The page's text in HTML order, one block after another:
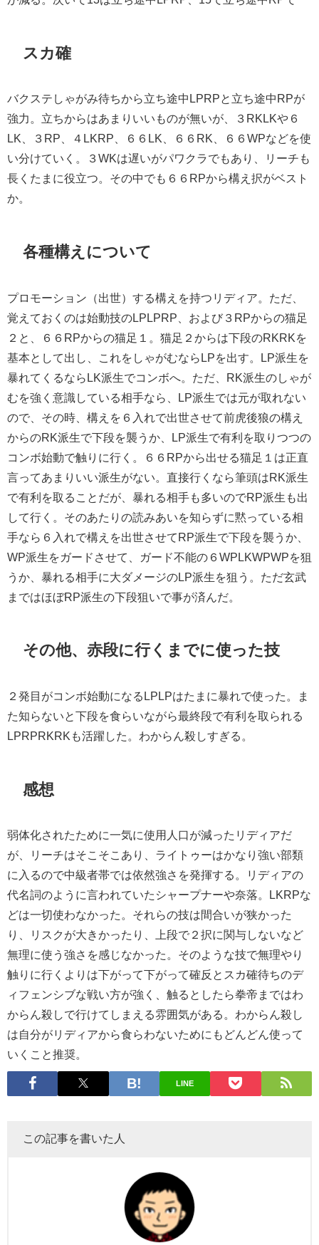
スカ確
バクステしゃがみ待ちから立ち途中LPRPと立ち途中RPが
強力。立ちからはあまりいいものが無いが、３RKLKや６
LK、３RP、４LKRP、６６LK、６６RK、６６WPなどを使
い分けていく。３WKは遅いがパワクラでもあり、リーチも
長くたまに役立つ。その中でも６６RPから構え択がベスト
か。
各種構えについて
プロモーション（出世）する構えを持つリディア。ただ、
覚えておくのは始動技のLPLPRP、および３RPからの猫足
２と、６６RPからの猫足１。猫足２からは下段のRKRKを
基本として出し、これをしゃがむならLPを出す。LP派生を
暴れてくるならLK派生でコンボへ。ただ、RK派生のしゃが
むを強く意識している相手なら、LP派生では元が取れない
ので、その時、構えを６入れで出世させて前虎後狼の構え
からのRK派生で下段を襲うか、LP派生で有利を取りつつの
コンボ始動で触りに行く。６６RPから出せる猫足１は正直
言ってあまりいい派生がない。直接行くなら筆頭はRK派生
で有利を取ることだが、暴れる相手も多いのでRP派生も出
して行く。そのあたりの読みあいを知らずに黙っている相
手なら６入れで構えを出世させてRP派生で下段を襲うか、
WP派生をガードさせて、ガード不能の６WPLKWPWPを狙
うか、暴れる相手に大ダメージのLP派生を狙う。ただ玄武
まではほぼRP派生の下段狙いで事が済んだ。
その他、赤段に行くまでに使った技
２発目がコンボ始動になるLPLPはたまに暴れで使った。ま
た知らないと下段を食らいながら最終段で有利を取られる
LPRPRKRKも活躍した。わからん殺しすぎる。
感想
弱体化されたために一気に使用人口が減ったリディアだ
が、リーチはそこそこあり、ライトゥーはかなり強い部類
に入るので中級者帯では依然強さを発揮する。リディアの
代名詞のように言われていたシャープナーや奈落。LKRPな
どは一切使わなかった。それらの技は間合いが狭かった
り、リスクが大きかったり、上段で２択に関与しないなど
無理に使う強さを感じなかった。そのような技で無理やり
触りに行くよりは下がって下がって確反とスカ確待ちのデ
ィフェンシブな戦い方が強く、触るとしたら拳帝まではわ
からん殺しで行けてしまえる雰囲気がある。わからん殺し
は自分がリディアから食らわないためにもどんどん使って
いくこと推奨。
LINE
この記事を書いた人